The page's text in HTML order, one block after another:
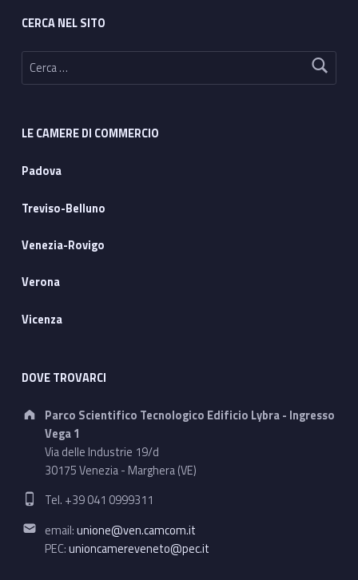
CERCA NEL SITO
Ricerca per:
LE CAMERE DI COMMERCIO
Padova
Treviso-Belluno
Venezia-Rovigo
Verona
Vicenza
DOVE TROVARCI
Address:
Parco Scientifico Tecnologico Edificio Lybra - Ingresso
Vega 1
Via delle Industrie 19/d
30175 Venezia - Marghera (VE)
Phone number:
Tel. +39 041 0999311
Email address:
email:unione@ven.camcom.it
PEC:unioncamereveneto@pec.it